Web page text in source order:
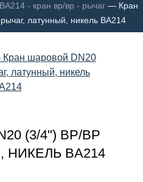
BA214 - кран вр/вр - рычаг — Кран
латунный, никель BA214
(3/4") ВР/ВР
BA214